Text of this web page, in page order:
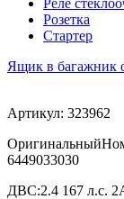
Розетка
Стартер
Ящик в багажник
Артикул: 323962
6449033030
ДВС:2.4 167 л.с.